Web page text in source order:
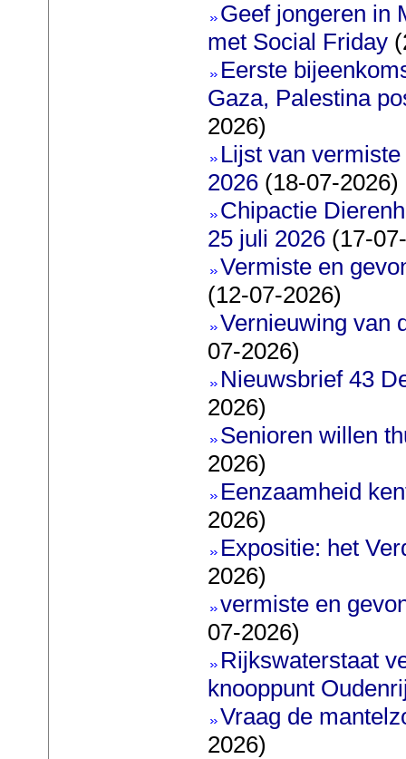
Geef jongeren in
met Social Friday
Eerste
Gaza, Palestina
2026)
Lijst van
2026 (18-07-2026)
Chipactie
25 juli 2026 (17-
Vermiste en
(12-07-2026)
Vernieuwing van
07-2026)
Nieuwsbrief 43
2026)
Senioren willen
2026)
Eenzaamheid
2026)
Expositie: het
2026)
vermiste en
07-2026)
Rijkswaterstaat
knooppunt
Vraag de
2026)